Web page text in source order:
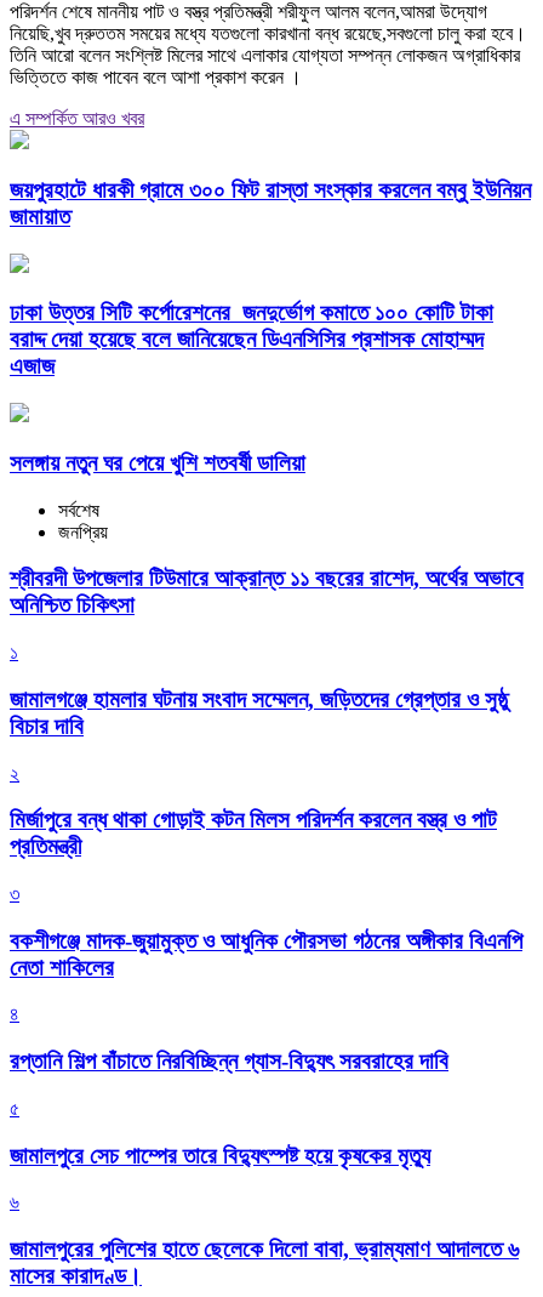
পরিদর্শন শেষে মাননীয় পাট ও বস্ত্র প্রতিমন্ত্রী শরীফুল আলম বলেন,আমরা উদ্যোগ
নিয়েছি,খুব দ্রুততম সময়ের মধ্যে যতগুলো কারখানা বন্ধ রয়েছে,সবগুলো চালু করা হবে।
তিনি আরো বলেন সংশ্লিষ্ট মিলের সাথে এলাকার যোগ্যতা সম্পন্ন লোকজন অগ্রাধিকার
ভিত্তিতে কাজ পাবেন বলে আশা প্রকাশ করেন ।
এ সম্পর্কিত আরও খবর
জয়পুরহাটে ধারকী গ্রামে ৩০০ ফিট রাস্তা সংস্কার করলেন বম্বু ইউনিয়ন
জামায়াত
ঢাকা উত্তর সিটি কর্পোরেশনের জনদুর্ভোগ কমাতে ১০০ কোটি টাকা
বরাদ্দ দেয়া হয়েছে বলে জানিয়েছেন ডিএনসিসির প্রশাসক মোহাম্মদ
এজাজ
সলঙ্গায় নতুন ঘর পেয়ে খুশি শতবর্ষী ডালিয়া
সর্বশেষ
জনপ্রিয়
শ্রীবরদী উপজেলার টিউমারে আক্রান্ত ১১ বছরের রাশেদ, অর্থের অভাবে
অনিশ্চিত চিকিৎসা
১
জামালগঞ্জে হামলার ঘটনায় সংবাদ সম্মেলন, জড়িতদের গ্রেপ্তার ও সুষ্ঠু
বিচার দাবি
২
মির্জাপুরে বন্ধ থাকা গোড়াই কটন মিলস পরিদর্শন করলেন বস্ত্র ও পাট
প্রতিমন্ত্রী
৩
বকশীগঞ্জে মাদক-জুয়ামুক্ত ও আধুনিক পৌরসভা গঠনের অঙ্গীকার বিএনপি
নেতা শাকিলের
৪
রপ্তানি শিল্প বাঁচাতে নিরবিচ্ছিন্ন গ্যাস-বিদ্যুৎ সরবরাহের দাবি
৫
জামালপুরে সেচ পাম্পের তারে বিদ্যুৎস্পষ্ট হয়ে কৃষকের মৃত্যু
৬
জামালপুরের পুলিশের হাতে ছেলেকে দিলো বাবা, ভ্রাম্যমাণ আদালতে ৬
মাসের কারাদণ্ড।